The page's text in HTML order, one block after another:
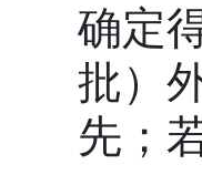
确定
批）
先；